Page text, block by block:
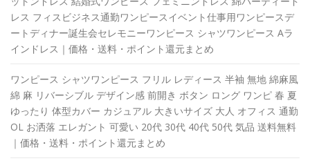
レス フィスビジネス通勤ワンピースイベント仕事用ワンピースデ
ートディナー誕生会セレモニーワンピース シャツワンピース Aラ
インドレス｜価格・送料・ポイント還元まとめ
ワンピース シャツワンピース フリル レディース 半袖 無地 綿麻風
綿 麻 リバーシブル デザイン感 前開き ボタン ロング ワンピ 春 夏
ゆったり 体型カバー カジュアル 大きいサイズ 大人 オフィス 通勤
OL お洒落 エレガント 可愛い 20代 30代 40代 50代 気品 送料無料
｜価格・送料・ポイント還元まとめ